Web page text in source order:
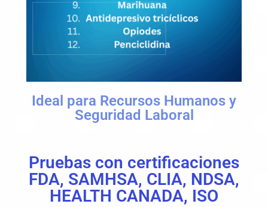
Ideal para Recursos Humanos y
Seguridad Laboral
Pruebas con certificaciones
FDA, SAMHSA, CLIA, NDSA,
HEALTH CANADA, ISO